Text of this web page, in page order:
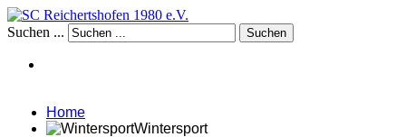
Suchen ... Suchen
Home
Wintersport